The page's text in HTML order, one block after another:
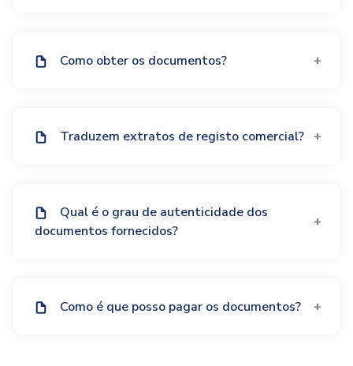
Como obter os documentos?
Traduzem extratos de registo comercial?
Qual é o grau de autenticidade dos
documentos fornecidos?
Como é que posso pagar os documentos?